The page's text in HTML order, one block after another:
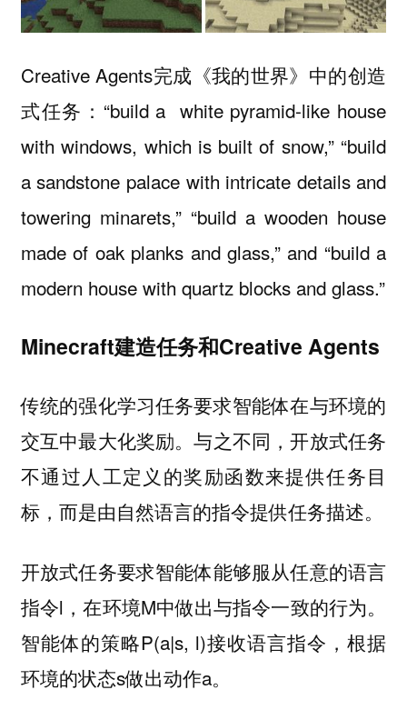
Creative Agents完成《我的世界》中的创造
式任务：“build a white pyramid-like house
with windows, which is built of snow,” “build
a sandstone palace with intricate details and
towering minarets,” “build a wooden house
made of oak planks and glass,” and “build a
modern house with quartz blocks and glass.”
Minecraft建造任务和Creative Agents
传统的强化学习任务要求智能体在与环境的
交互中最大化奖励。与之不同，开放式任务
不通过人工定义的奖励函数来提供任务目
标，而是由自然语言的指令提供任务描述。‍
开放式任务要求智能体能够服从任意的语言
指令l，在环境M中做出与指令一致的行为。
智能体的策略P(a|s, l)接收语言指令，根据
环境的状态s做出动作a。